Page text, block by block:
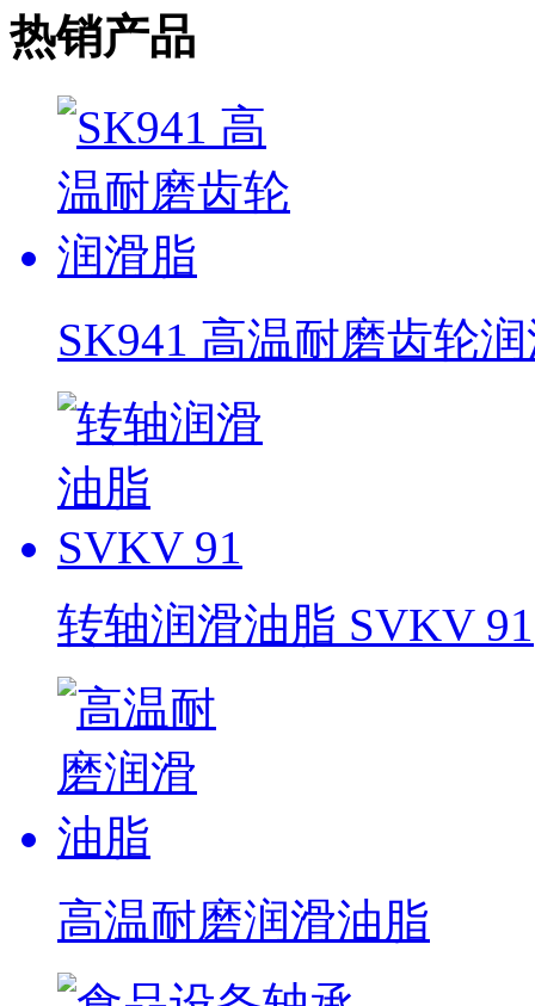
热销产品
SK941 高温耐磨齿轮
转轴润滑油脂 SVKV 91
高温耐磨润滑油脂